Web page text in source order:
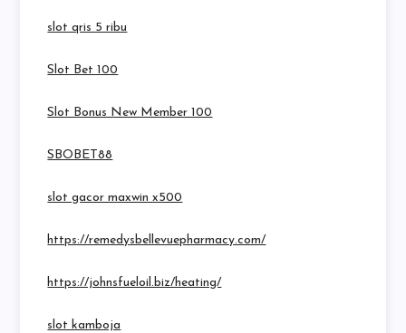
slot qris 5 ribu
Slot Bet 100
Slot Bonus New Member 100
SBOBET88
slot gacor maxwin x500
https://remedysbellevuepharmacy.com/
https://johnsfueloil.biz/heating/
slot kamboja